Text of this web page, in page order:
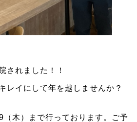
されました！！
レイにして年を越しませんか？
木）まで行っております。ご予